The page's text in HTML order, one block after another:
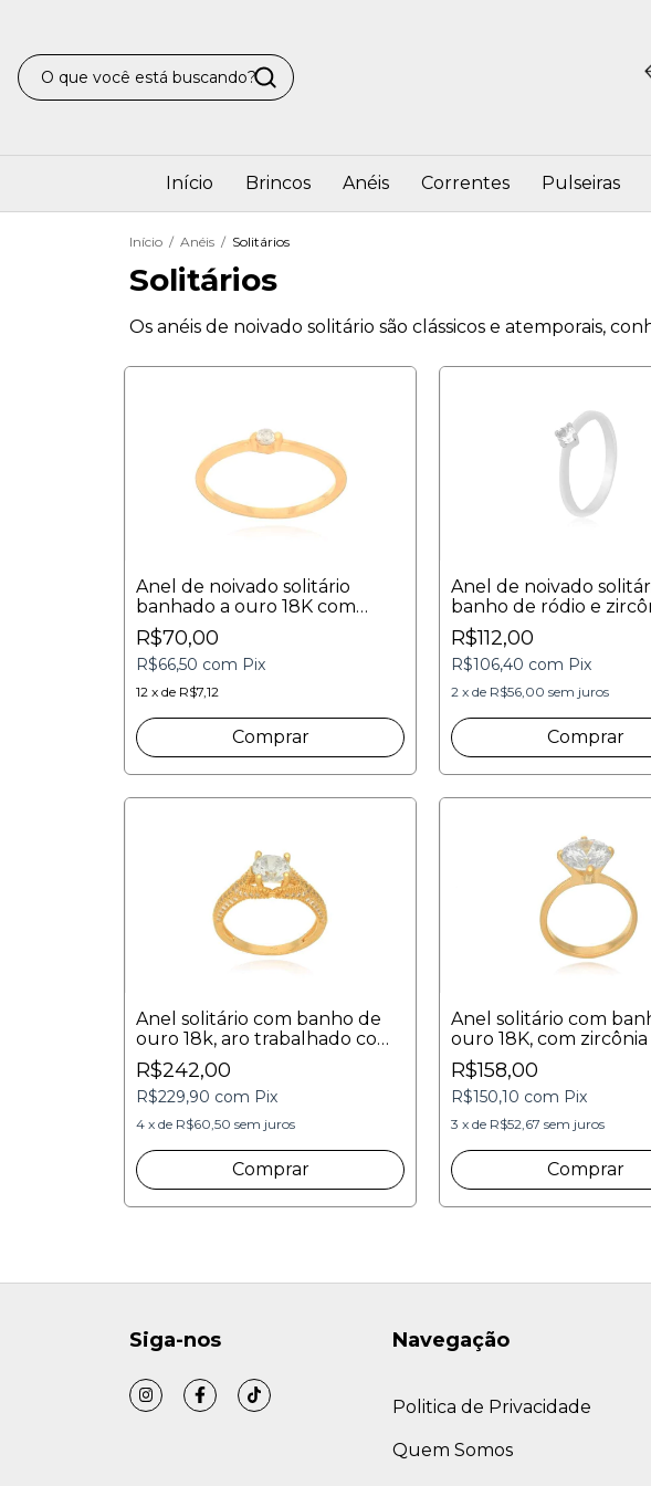
Início Brincos Anéis Correntes Pulseiras
Início / Anéis / Solitários
Solitários
Os anéis de noivado solitário são clássicos e atemporais,
Anel de noivado solitário
banhado a ouro 18K com
zircônia central de 2,5mm
R$70,00
R$66,50 com Pix
12 x de R$7,12
Anel de noivado
banho de ródio e
incolor de 4mm
R$112,00
R$106,40 com Pix
2 x de R$56,00 sem juros
Comprar
Anel solitário com banho de
ouro 18k, aro trabalhado com
pedra central de 7mm,
zircônias incolores
R$242,00
R$229,90 com Pix
4 x de R$60,50 sem juros
Comprar
Anel solitário com
ouro 18K, com
10mm
R$158,00
R$150,10 com Pix
3 x de R$52,67 sem juros
Comprar
Siga-nos Navegação
Politica de Privacidade
Quem Somos